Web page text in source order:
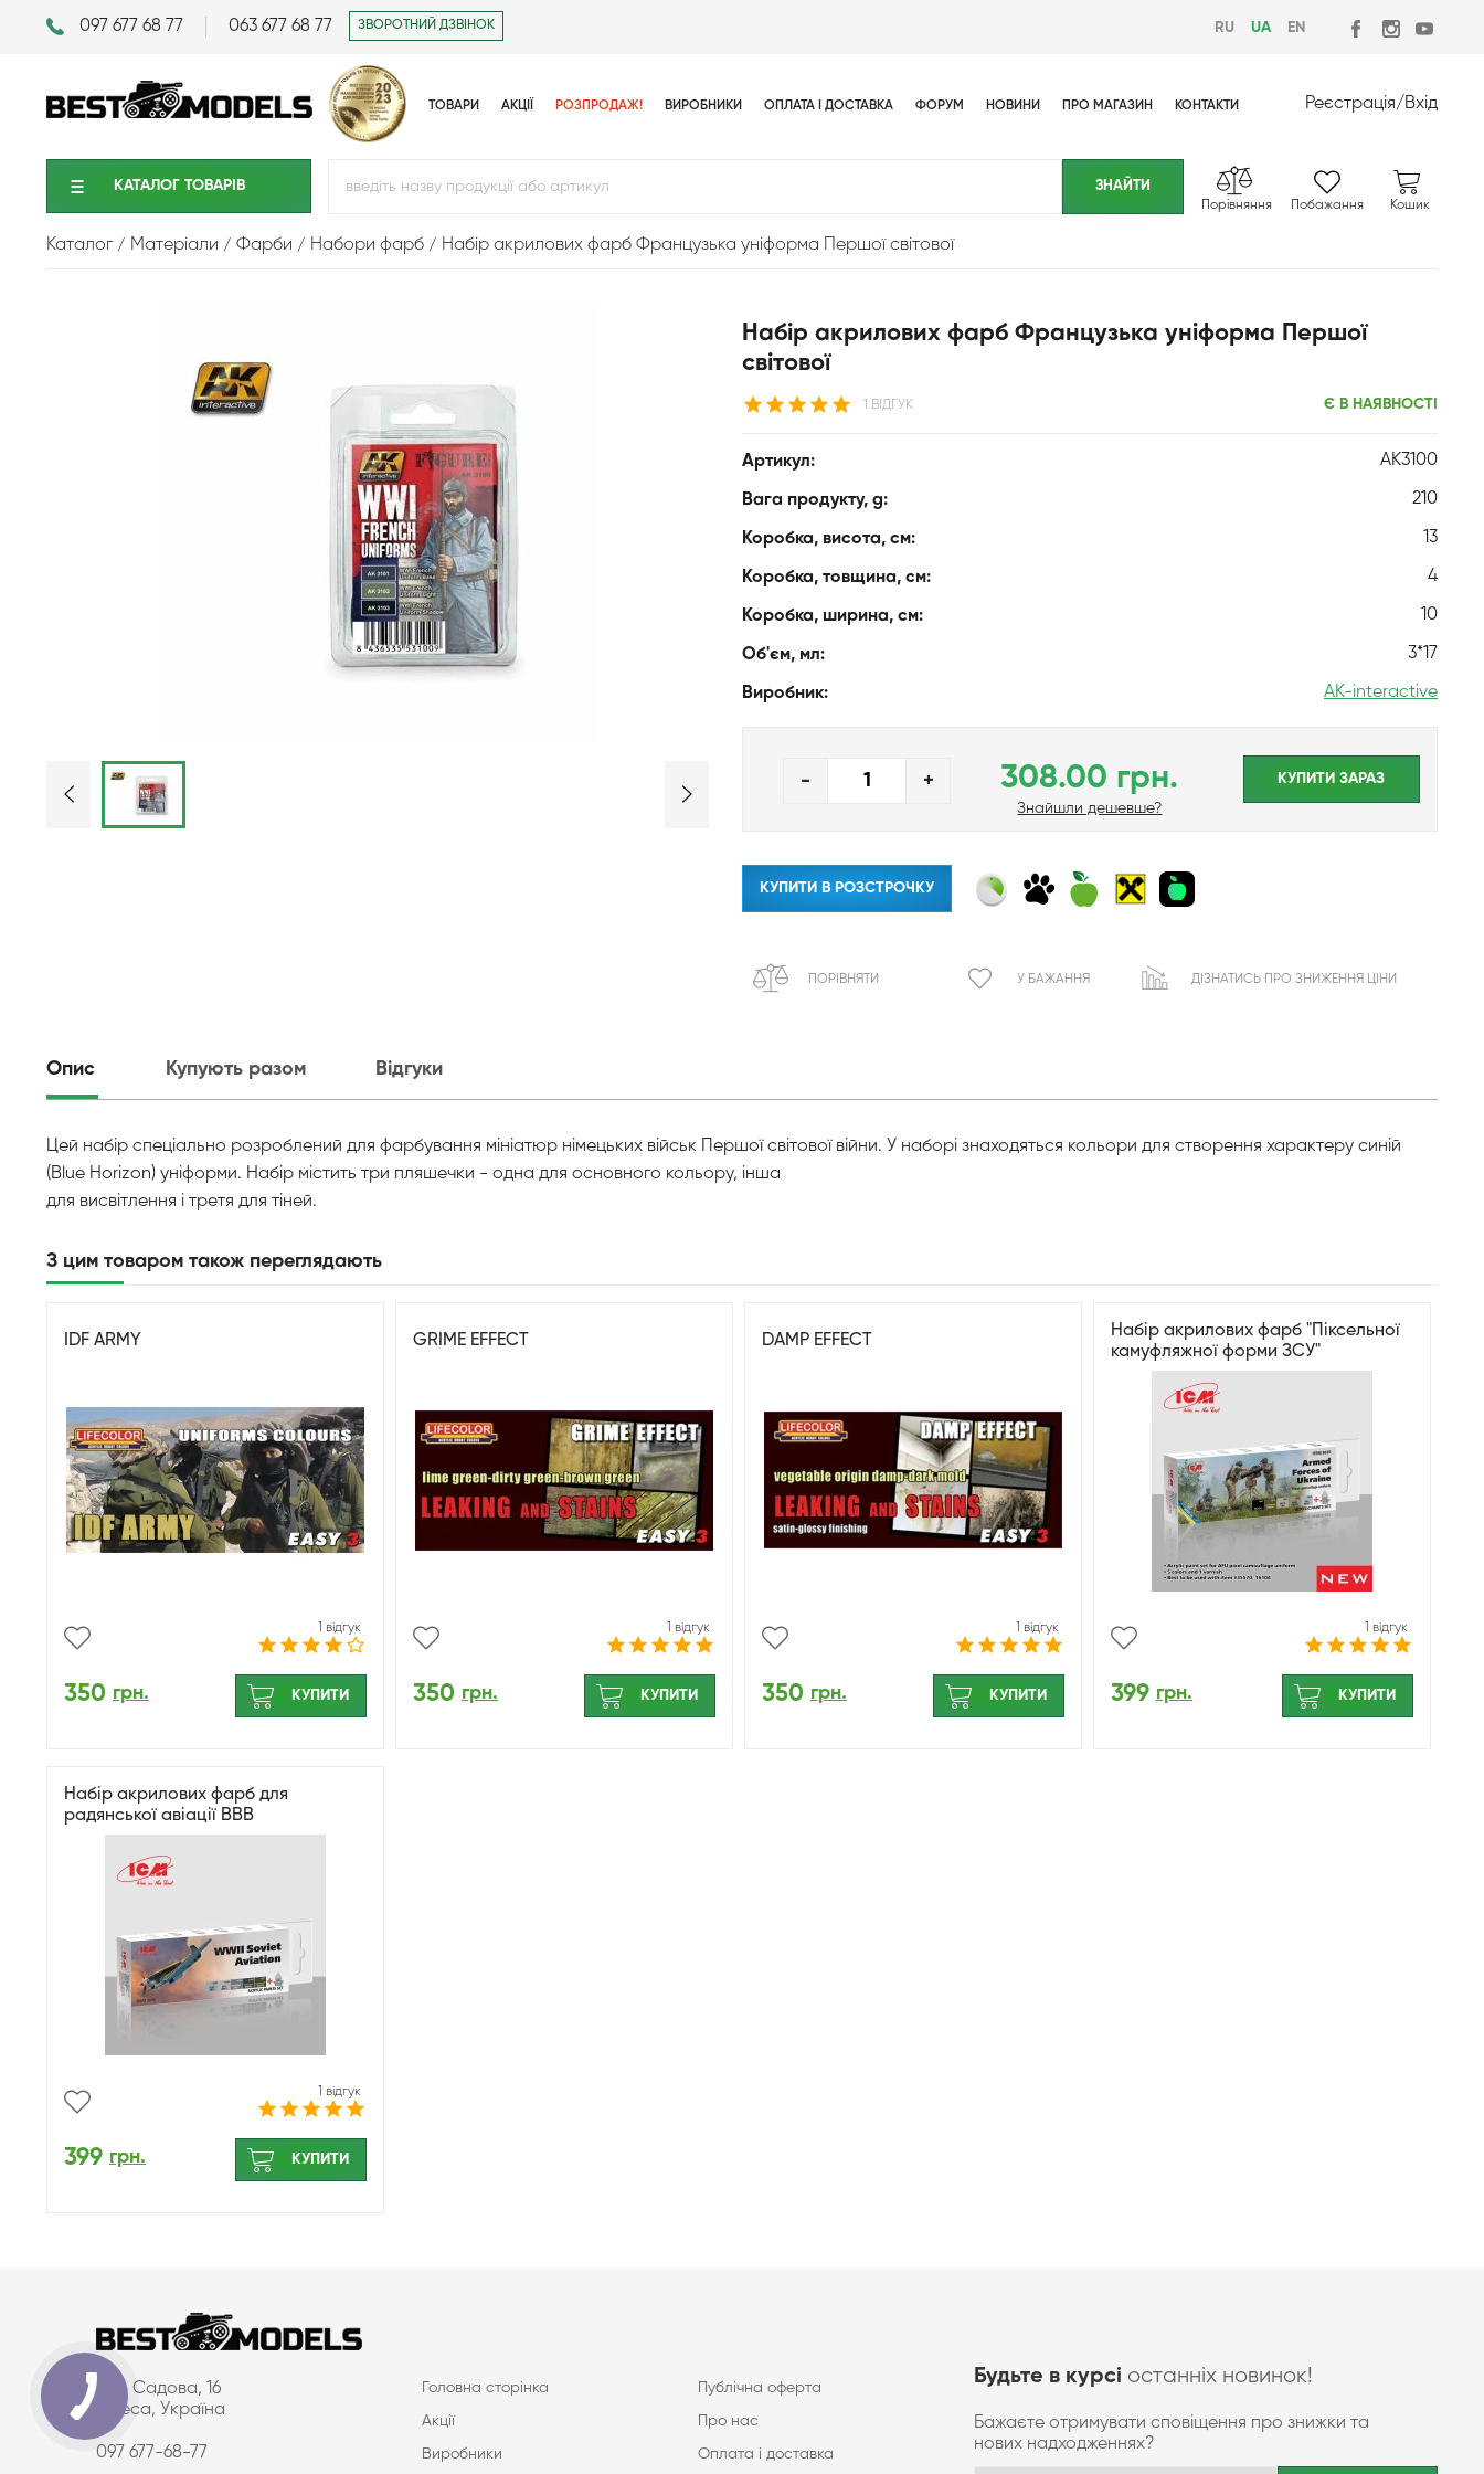
097 677 68 77 063 677 68 77 ЗВОРОТНИЙ ДЗВІНОК RU UA EN
ТОВАРИ АКЦІЇ РОЗПРОДАЖ! ВИРОБНИКИ ОПЛАТА І ДОСТАВКА ФОРУМ НОВИНИ ПРО МАГАЗИН КОНТАКТИ Реєстрація/Вхід
КАТАЛОГ ТОВАРIВ
Порівняння Побажання Кошик
Каталог Матеріали Фарби Набори фарб Набір акрилових фарб Французька уніформа Першої світової
Набір акрилових фарб Французька уніформа Першої
світової
1 ВІДГУК Є В НАЯВНОСТІ
Артикул: AK3100
Вага продукту, g: 210
Коробка, висота, см: 13
Коробка, товщина, см: 4
Коробка, ширина, см: 10
Об'єм, мл: 3*17
Виробник: AK-interactive
- + 308.00 грн.
Знайшли дешевше?
КУПИТИ ЗАРАЗ
КУПИТИ В РОЗСТРОЧКУ
ПОРІВНЯТИ У БАЖАННЯ ДІЗНАТИСЬ ПРО ЗНИЖЕННЯ ЦІНИ
Опис Купують разом Відгуки
Цей набір спеціально розроблений для фарбування мініатюр німецьких військ Першої світової війни. У наборі знаходяться кольори для створення характеру синій
(Blue Horizon) уніформи. Набір містить три пляшечки - одна для основного кольору, інша
для висвітлення і третя для тіней.
З цим товаром також переглядають
IDF ARMY
1 відгук
350 грн. КУПИТИ
GRIME EFFECT
1 відгук
350 грн. КУПИТИ
DAMP EFFECT
1 відгук
350 грн. КУПИТИ
Набір акрилових фарб "Піксельної
камуфляжної форми ЗСУ"
1 відгук
399 грн. КУПИТИ
Набір акрилових фарб для
радянської авіації ВВВ
1 відгук
399 грн. КУПИТИ
вул. Садова, 16
Одеса, Україна
097 677-68-77
Головна сторінка Публічна оферта
Акції Про нас
Виробники Оплата і доставка
Будьте в курсі останніх новинок!
Бажаєте отримувати сповіщення про знижки та
нових надходженнях?